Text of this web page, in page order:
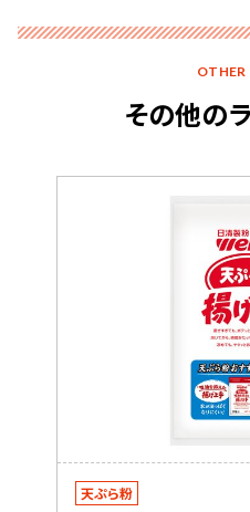
OTHER
その他の
天ぷら粉